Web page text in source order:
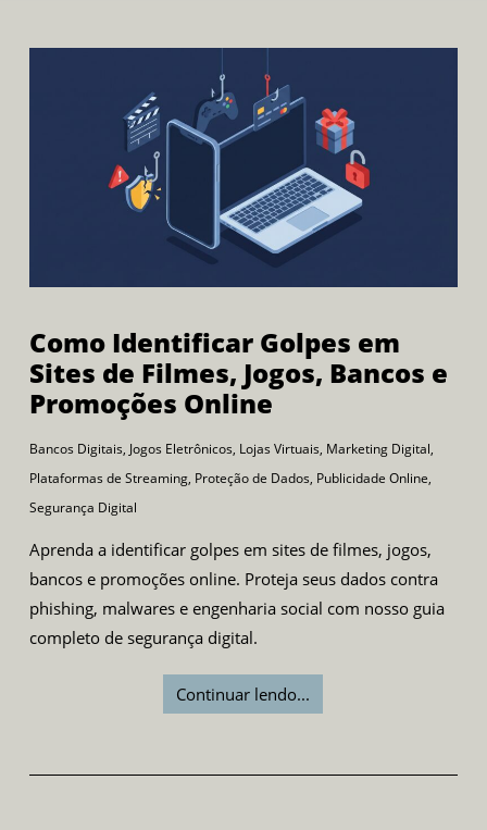
Como Identificar Golpes em
Sites de Filmes, Jogos, Bancos e
Promoções Online
Bancos Digitais, Jogos Eletrônicos, Lojas Virtuais, Marketing Digital,
Plataformas de Streaming, Proteção de Dados, Publicidade Online,
Segurança Digital
Aprenda a identificar golpes em sites de filmes, jogos,
bancos e promoções online. Proteja seus dados contra
phishing, malwares e engenharia social com nosso guia
completo de segurança digital.
Continuar lendo...